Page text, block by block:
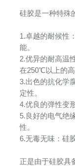
硅胶是一种特殊
1.卓越的耐候性
能。
2.优异的耐高温
在250℃以上的高
3.出色的抗化学
定性。
4.优良的弹性变
5.良好的电气绝
性。
6.无毒无味：硅
正是由于硅胶具